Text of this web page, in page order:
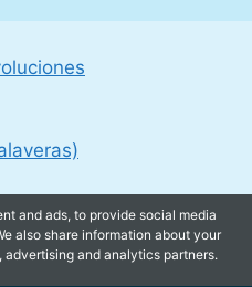
and ads, to provide social media
also share information about your
advertising and analytics partners.